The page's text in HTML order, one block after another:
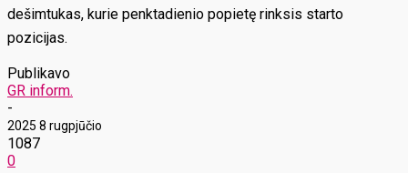
dešimtukas, kurie penktadienio popietę rinksis starto
pozicijas.
Publikavo
GR inform.
-
2025 8 rugpjūčio
1087
0